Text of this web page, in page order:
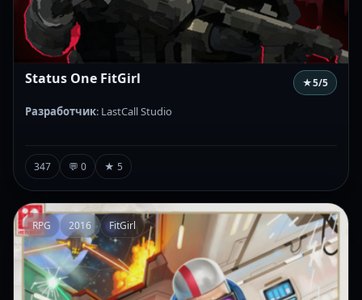
Status One FitGirl ★5/5
Разработчик: LastCall Studio
347 💬 0 ★ 5
RPG 2016 FitGirl